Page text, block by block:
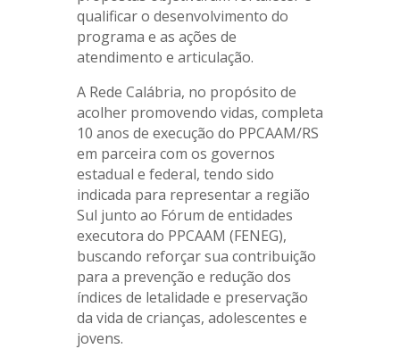
qualificar o desenvolvimento do
programa e as ações de
atendimento e articulação.
A Rede Calábria, no propósito de
acolher promovendo vidas, completa
10 anos de execução do PPCAAM/RS
em parceira com os governos
estadual e federal, tendo sido
indicada para representar a região
Sul junto ao Fórum de entidades
executora do PPCAAM (FENEG),
buscando reforçar sua contribuição
para a prevenção e redução dos
índices de letalidade e preservação
da vida de crianças, adolescentes e
jovens.